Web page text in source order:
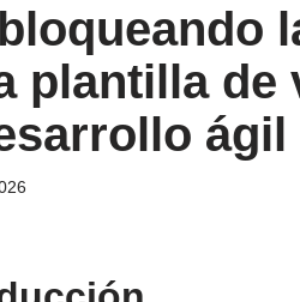
plantilla de
ágil